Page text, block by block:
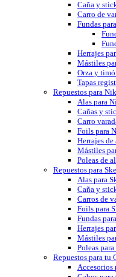
Caña y
Carro de
Fundas
Herrajes
Mástiles
Orza y
Tapas
Repuestos para
Alas para
Cañas y
Carro
Foils para
Herrajes
Mástiles
Poleas de
Repuestos para
Alas para
Caña y
Carros de
Foils para
Fundas
Herrajes
Mástiles
Poleas para
Repuestos para tu
Accesorios